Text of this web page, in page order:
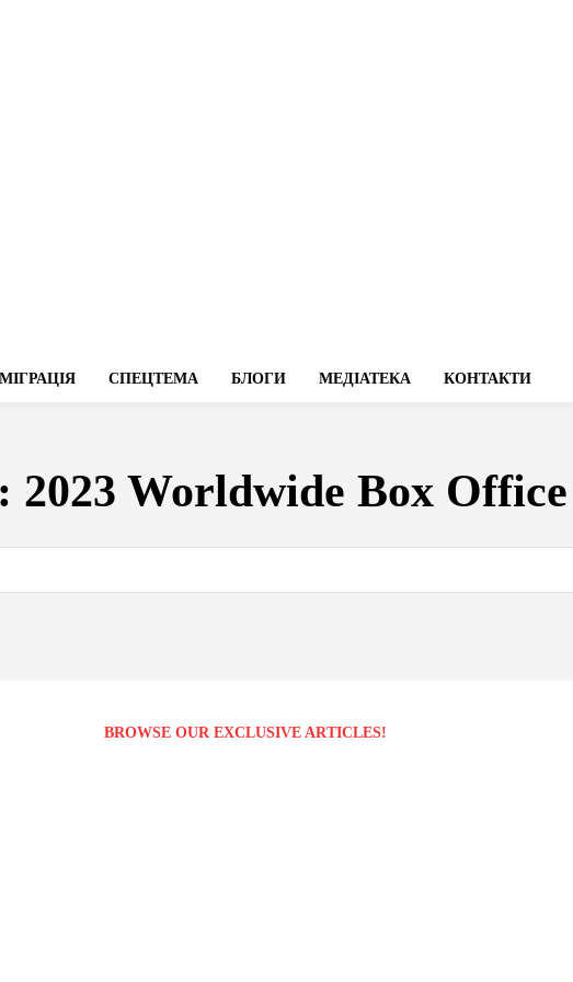
МІГРАЦІЯ СПЕЦТЕМА БЛОГИ МЕДІАТЕКА КОНТАКТИ
2023 Worldwide Box Office
BROWSE OUR EXCLUSIVE ARTICLES!